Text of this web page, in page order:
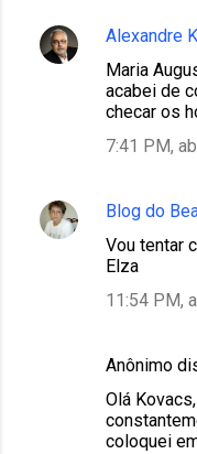
Alexandre
Maria
acabei de
checar os
7:41 PM,
Blog do
Vou tentar
Elza
11:54 PM,
Anônimo
Olá
coloquei